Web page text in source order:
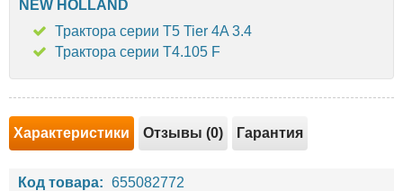
NEW HOLLAND
Трактора серии T5 Tier 4A 3.4
Трактора серии T4.105 F
Характеристики Отзывы (0) Гарантия
Код товара: 655082772